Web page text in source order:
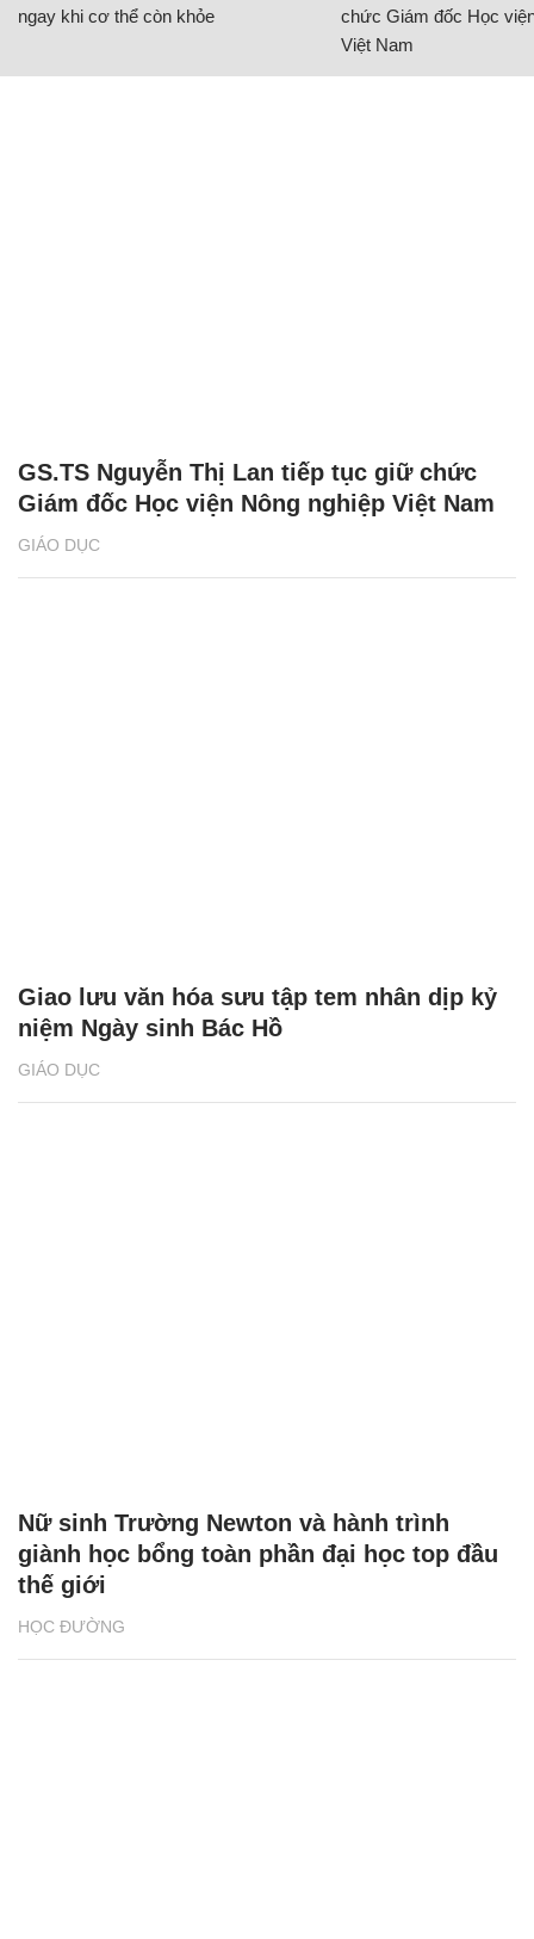
ngay khi cơ thể còn khỏe
chức Giám đốc Học
Việt Nam
GIÁO DỤC
GS.TS Nguyễn Thị Lan tiếp tục giữ chức
Giám đốc Học viện Nông nghiệp Việt Nam
GIÁO DỤC
Giao lưu văn hóa sưu tập tem nhân dịp kỷ
niệm Ngày sinh Bác Hồ
HỌC ĐƯỜNG
Nữ sinh Trường Newton và hành trình
giành học bổng toàn phần đại học top đầu
thế giới